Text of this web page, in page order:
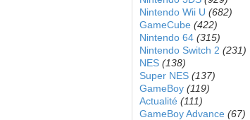
Nintendo Wii U (682)
GameCube (422)
Nintendo 64 (315)
Nintendo Switch 2 (231)
NES (138)
Super NES (137)
GameBoy (119)
Actualité (111)
GameBoy Advance (67)